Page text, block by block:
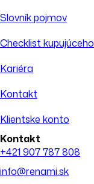
Slovník pojmov
Checklist kupujúceho
Kariéra
Kontakt
Klientske konto
Kontakt
+421 907 787 808
info@renami.sk